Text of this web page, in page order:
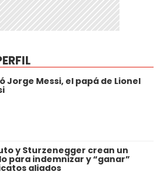
Jorge Messi, el papá de Lionel
y Sturzenegger crean un
para indemnizar y “ganar”
aliados